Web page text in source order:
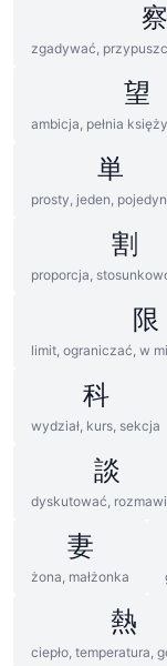
察
zgadywać,
望
ambicja, pełnia
単
prosty, jeden,
割
proporcja,
限
limit, ograniczać, w
科
wydział, kurs, sekcja
談
dyskutować,
妻
żona, małżonka
熱
ciepło, temperatura,